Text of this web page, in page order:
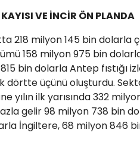
VE İNCİR ÖN PLANDA
218 milyon 145 bin dolarla
158 milyon 975 bin
bin dolarla Antep fıstığı
dörtte üçünü oluşturdu.
yılın ilk yarısında 332
gelir 98 milyon 738 bin
İngiltere, 68 milyon 846